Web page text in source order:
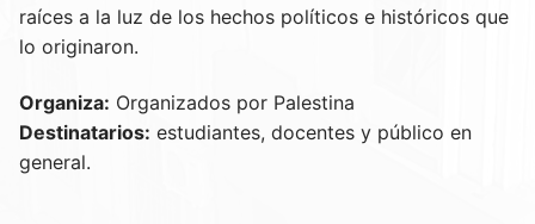
raíces a la luz de los hechos políticos e históricos que
lo originaron.
Organiza: Organizados por Palestina
Destinatarios: estudiantes, docentes y público en
general.